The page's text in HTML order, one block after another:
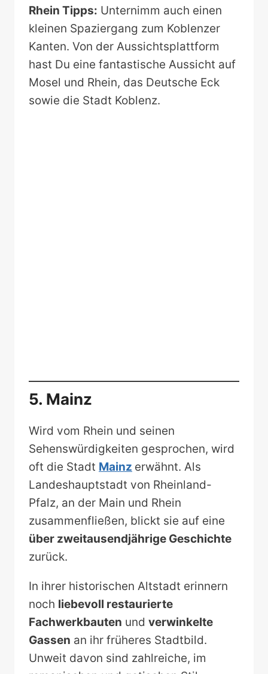
Rhein Tipps: Unternimm auch einen
kleinen Spaziergang zum Koblenzer
Kanten. Von der Aussichtsplattform
hast Du eine fantastische Aussicht auf
Mosel und Rhein, das Deutsche Eck
sowie die Stadt Koblenz.
5. Mainz
Wird vom Rhein und seinen
Sehenswürdigkeiten gesprochen, wird
oft die Stadt Mainz erwähnt. Als
Landeshauptstadt von Rheinland-
Pfalz, an der Main und Rhein
zusammenfließen, blickt sie auf eine
über zweitausendjährige Geschichte
zurück.
In ihrer historischen Altstadt erinnern
noch liebevoll restaurierte
Fachwerkbauten und verwinkelte
Gassen an ihr früheres Stadtbild.
Unweit davon sind zahlreiche, im